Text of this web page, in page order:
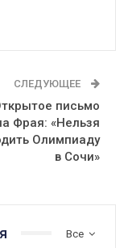
СЛЕДУЮЩЕЕ
письмо
Фрая: «Нельзя
Олимпиаду
в Сочи»
Все